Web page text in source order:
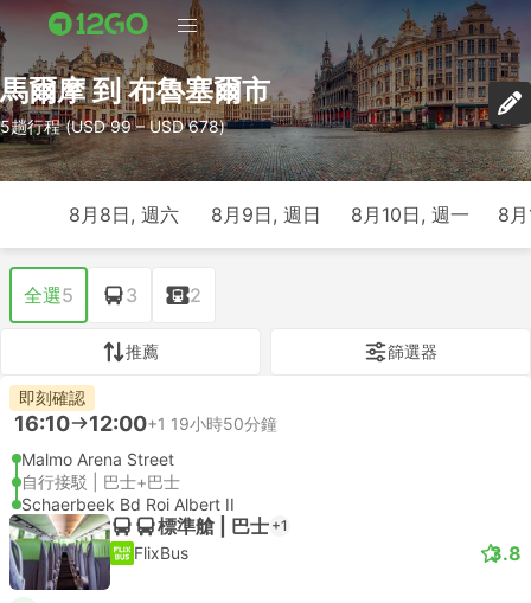
馬爾摩 到 布魯塞爾市
5趟行程 (USD 99 – USD 678)
8月8日, 週六 8月9日, 週日 8月10日, 週一 8
全選5 3 2
推薦 篩選器
即刻確認
16:10 12:00+1 19小時50分鐘
Malmo Arena Street
自行接駁 | 巴士+巴士
Schaerbeek Bd Roi Albert II
標準艙 | 巴士 +1
FlixBus 3.8